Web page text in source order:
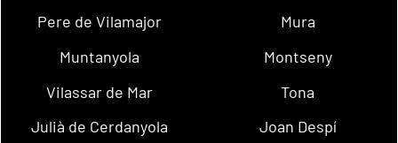
Pere de Vilamajor
Mura
Muntanyola
Montseny
Vilassar de Mar
Tona
Julià de Cerdanyola
Joan Despí